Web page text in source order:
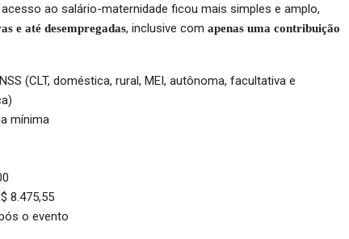
ao salário-maternidade ficou mais simples e amplo,
e até desempregadas, inclusive com apenas uma contribuição
(CLT, doméstica, rural, MEI, autônoma, facultativa e
mínima
8.475,55
o evento